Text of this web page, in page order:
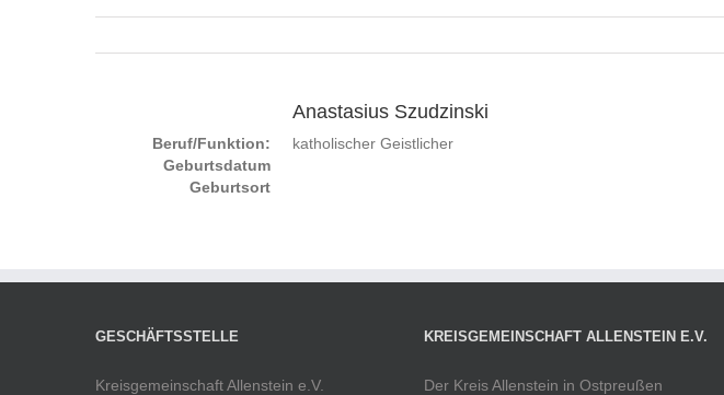
Anastasius Szudzinski
Beruf/Funktion:
katholischer Geistlicher
Geburtsdatum
Geburtsort
GESCHÄFTSSTELLE
Kreisgemeinschaft Allenstein e.V.
KREISGEMEINSCHAFT ALLENSTEIN E.V.
Der Kreis Allenstein in Ostpreußen